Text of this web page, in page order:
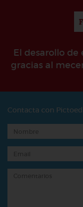
El desarollo de
gracias al
Contacta con